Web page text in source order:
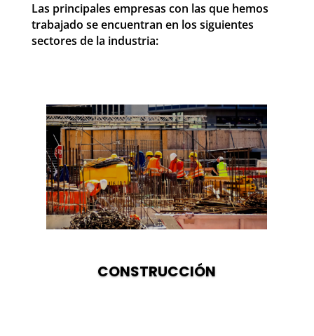
Las principales empresas con las que hemos
trabajado se encuentran en los siguientes
sectores de la industria:
CONSTRUCCIÓN